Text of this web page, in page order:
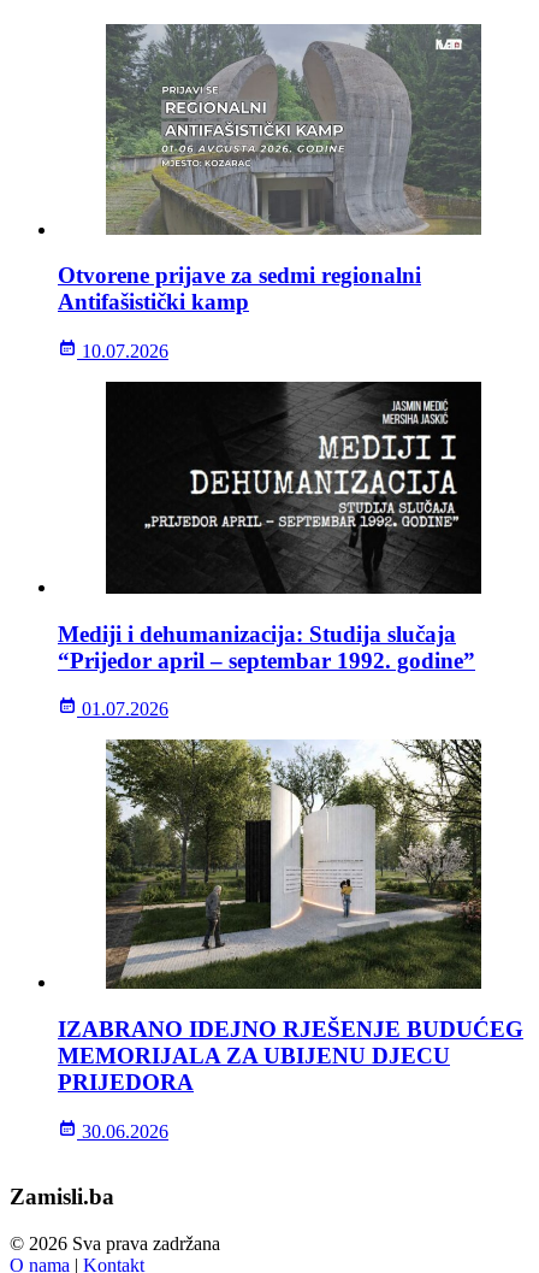
Otvorene prijave za sedmi regionalni
Antifašistički kamp
10.07.2026
Mediji i dehumanizacija: Studija slučaja
“Prijedor april – septembar 1992. godine”
01.07.2026
IZABRANO IDEJNO RJEŠENJE BUDUĆEG
MEMORIJALA ZA UBIJENU DJECU
PRIJEDORA
30.06.2026
Zamisli.ba
© 2026 Sva prava zadržana
O nama | Kontakt